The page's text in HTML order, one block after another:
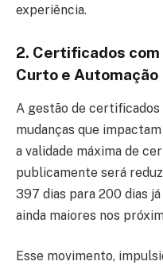
experiência.
2. Certificados com
Curto e Automação
A gestão de
mudanças que
a validade máxima de
publicamente será
397 dias para 200 dias
ainda maiores nos
Esse movimento,